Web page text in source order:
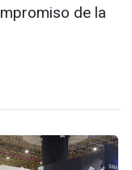
de la